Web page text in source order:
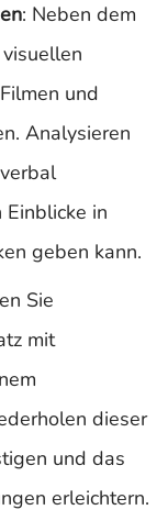
: Neben dem
und
Analysieren
in
geben kann.
Sie
mit
dieser
und das
erleichtern.